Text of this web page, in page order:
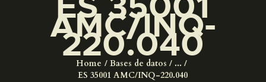
AMC/INQ-
220.040
Home Bases de datos
...
ES 35001 AMC/INQ-220.040
ACTIVIDADES